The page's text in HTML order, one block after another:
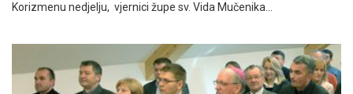
Korizmenu nedjelju, vjernici župe sv. Vida Mučenika…